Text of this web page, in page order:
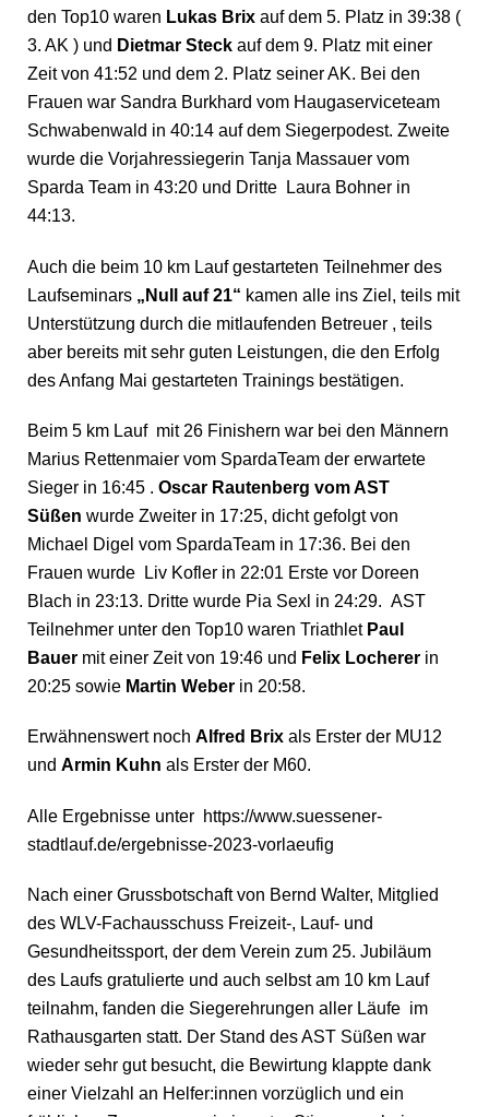
den Top10 waren Lukas Brix auf dem 5. Platz in 39:38 (
3. AK ) und Dietmar Steck auf dem 9. Platz mit einer
Zeit von 41:52 und dem 2. Platz seiner AK. Bei den
Frauen war Sandra Burkhard vom Haugaserviceteam
Schwabenwald in 40:14 auf dem Siegerpodest. Zweite
wurde die Vorjahressiegerin Tanja Massauer vom
Sparda Team in 43:20 und Dritte Laura Bohner in
44:13.
Auch die beim 10 km Lauf gestarteten Teilnehmer des
Laufseminars „Null auf 21“ kamen alle ins Ziel, teils mit
Unterstützung durch die mitlaufenden Betreuer , teils
aber bereits mit sehr guten Leistungen, die den Erfolg
des Anfang Mai gestarteten Trainings bestätigen.
Beim 5 km Lauf mit 26 Finishern war bei den Männern
Marius Rettenmaier vom SpardaTeam der erwartete
Sieger in 16:45 . Oscar Rautenberg vom AST
Süßen wurde Zweiter in 17:25, dicht gefolgt von
Michael Digel vom SpardaTeam in 17:36. Bei den
Frauen wurde Liv Kofler in 22:01 Erste vor Doreen
Blach in 23:13. Dritte wurde Pia Sexl in 24:29. AST
Teilnehmer unter den Top10 waren Triathlet Paul
Bauer mit einer Zeit von 19:46 und Felix Locherer in
20:25 sowie Martin Weber in 20:58.
Erwähnenswert noch Alfred Brix als Erster der MU12
und Armin Kuhn als Erster der M60.
Alle Ergebnisse unter https://www.suessener-
stadtlauf.de/ergebnisse-2023-vorlaeufig
Nach einer Grussbotschaft von Bernd Walter, Mitglied
des WLV-Fachausschuss Freizeit-, Lauf- und
Gesundheitssport, der dem Verein zum 25. Jubiläum
des Laufs gratulierte und auch selbst am 10 km Lauf
teilnahm, fanden die Siegerehrungen aller Läufe im
Rathausgarten statt. Der Stand des AST Süßen war
wieder sehr gut besucht, die Bewirtung klappte dank
einer Vielzahl an Helfer:innen vorzüglich und ein